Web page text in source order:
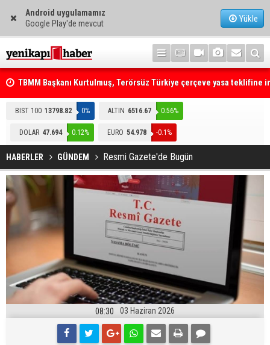
Android uygulamamız
Google Play'de mevcut
Yükle
TBMM Başkanı Kurtulmuş, Terörsüz Türkiye çerçeve yasa teklifine
attı
Telefonla arayıp "RTÜK'ten geliyoruz" dediler: Medyayı hedef alan
akılalmaz tuzak ifşa oldu
BIST 100 13798.82 0% ALTIN 6516.67 0.56%
DOLAR 47.694 0.12% EURO 54.978 -0.1%
HABERLER GÜNDEM Resmi Gazete'de Bugün
08:30 03 Haziran 2026